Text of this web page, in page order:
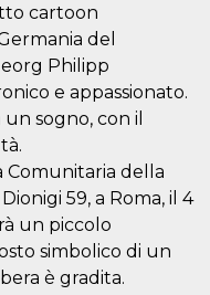
cartoon
del
Philipp
e appassionato.
sogno, con il
Comunitaria della
59, a Roma, il 4
un piccolo
simbolico di un
è gradita.
reach origin
Sessione
Cookie di
Wordpress,
verifica che il
browser accetti i
Sessione
Cookie
generato da
applicazioni
basate sul
linguaggio PHP.
Si tratta di un
identificatore
generico